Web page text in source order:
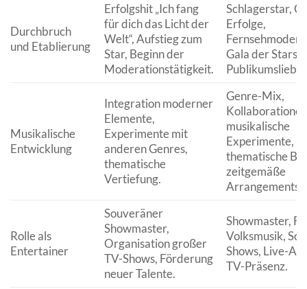
Durchbruch
und Etablierung
Erfolgshit „Ich fang
für dich das Licht der
Welt“, Aufstieg zum
Star, Beginn der
Moderationstätigkeit.
Schlagerstar,
Erfolge,
Gala der Stars,
Musikalische
Entwicklung
Integration moderner
Elemente,
Experimente mit
anderen Genres,
thematische
Vertiefung.
Genre-Mix,
musikalische
Experimente,
thematische
zeitgemäße
Arrangements.
Rolle als
Entertainer
Souveräner
Showmaster,
Organisation großer
TV-Shows, Förderung
neuer Talente.
Showmaster,
Volksmusik,
Shows, Live-
TV-Präsenz.